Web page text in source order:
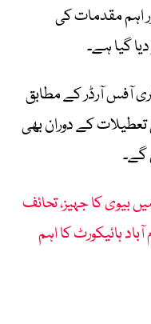
اہم مقدمات کی
گیا ہے۔
آفس آرڈر کے مطابق
کے دوران بھی
گے۔
کا جہیز، تحائف
ہائیکورٹ کا اہم